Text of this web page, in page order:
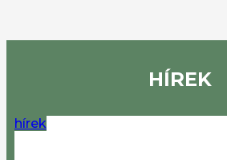
HÍREK
hírek